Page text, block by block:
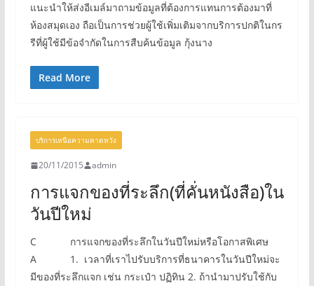
แนะนำให้ส่งอีเมล์มาถามข้อมูลที่ต้องการแทนการต้องมาที่
ห้องสมุดเอง ถือเป็นการช่วยผู้ใช้เพิ่มเติมจากบริการปกติในกร
รีที่ผู้ใช้มีข้อจำกัดในการสืบค้นข้อมูล กุ้งนาง
Read More
บริการเหนือความคาดหวัง
20/11/2015 admin
การแจกของที่ระลึก(ที่คั่นหนังสือ)ใน
วันปีใหม่
C การแจกของที่ระลึกในวันปีใหม่หรือโอกาสพิเศษ
A 1. เวลาที่เราไปรับบริการที่ธนาคารในวันปีใหม่จะ
มีของที่ระลึกแจก เช่น กระเป๋า ปฏิทิน 2. ถ้านำมาปรับใช้กับ